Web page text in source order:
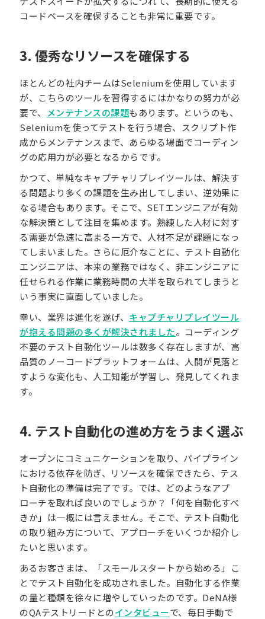
コードベースを確保することも非常に重要です。
3. 優秀なリソースを確保する
ほとんどの社内チームはSeleniumを使用しています
が、こちらのツールを習得するにはかなりの努力が必
要で、 メンテナンスの課題もあります。というのも、
Seleniumを使ってテストを行う場合、スクリプト作
成からメンテナンスまで、あらゆる場面でコーディン
グの応用力が必要となるからです。
かつて、単純なキャプチャリプレイツールは、解決す
る問題より多くの課題を生み出してしまい、逆効果に
なる場合もあります。そこで、SETエンジニアが有効
な解決策として注目を集めます。熟練した人材に対す
る需要が急速に高まる一方で、人材不足が課題になっ
てしまいました。さらに厄介なことに、テスト自動化
エンジニアは、本来の業務ではなく、非エンジニアに
任せられる作業に業務時間の大半を取られてしまうと
いう事実に直面していました。
幸い、業界は進化を遂げ、 キャプチャリプレイツール
が抱える問題の多くが解決されました。コーディング
不要のテスト自動化ツールは数多く存在しますが、高
品質のノーコードプラットフォームは、人間が見落と
すような変化も、人工知能が学習し、発見してくれま
す。
4. テスト自動化の進め方をうまく選ぶ
オープンにコミュニケーションを取り、パイプライン
における依存を防ぎ、リソースを確保できたら、テス
ト自動化の準備は完了です。では、どのようなアプ
ローチを取れば良いのでしょうか？「何を自動化すべ
きか」は一概には言えません。そこで、テスト自動化
の取り組み方について、アプローチをいくつか紹介し
たいと思います。
あるお客さまは、「スモールスタートから始める」こ
とでテスト自動化を成功されました。自動化する作業
の量と種類を徐々に増やしていったのです。DeNA様
のQAテストリードとのインタビューで、毎日手動で